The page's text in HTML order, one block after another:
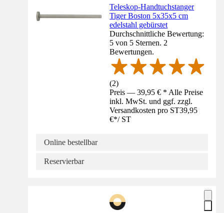
Teleskop-Handtuchstanger
Tiger Boston 5x35x5 cm
edelstahl gebürstet
Durchschnittliche Bewertung:
5 von 5 Sternen. 2
Bewertungen.
(2)
Preis — 39,95 € * Alle Preise
inkl. MwSt. und ggf. zzgl.
Versandkosten pro ST39,95
€*/ ST
Online bestellbar
Reservierbar